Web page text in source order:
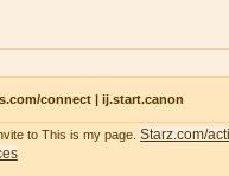
connect | ij.start.canon
to This is my page. Starz.com/